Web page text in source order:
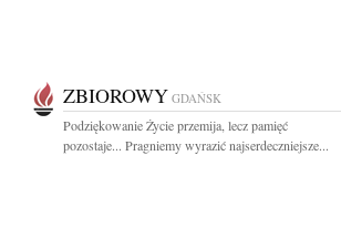
ZBIOROWY GDAŃSK
Podziękowanie Życie przemija, lecz pamięć
pozostaje... Pragniemy wyrazić najserdeczniejsze...